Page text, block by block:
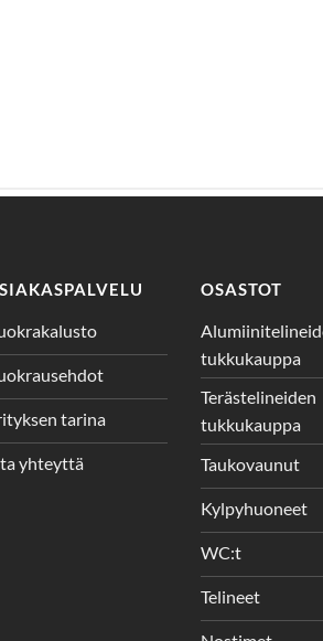
tarina
yhteyttä
OSASTOT
tukkukauppa
Terästelineiden
tukkukauppa
Taukovaunut
Kylpyhuoneet
WC:t
Telineet